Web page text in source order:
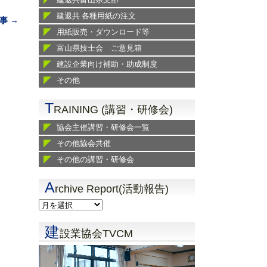
→
建退共 各種用紙の注文
用紙販売・ダウンロード等
富山県技士会 ご意見箱
建設企業向け補助・助成制度
その他
TRAINING (講習・研修会)
協会主催講習・研修会一覧
その他協会共催
その他の講習・研修会
Archive Report(活動報告)
建設業協会TVCM